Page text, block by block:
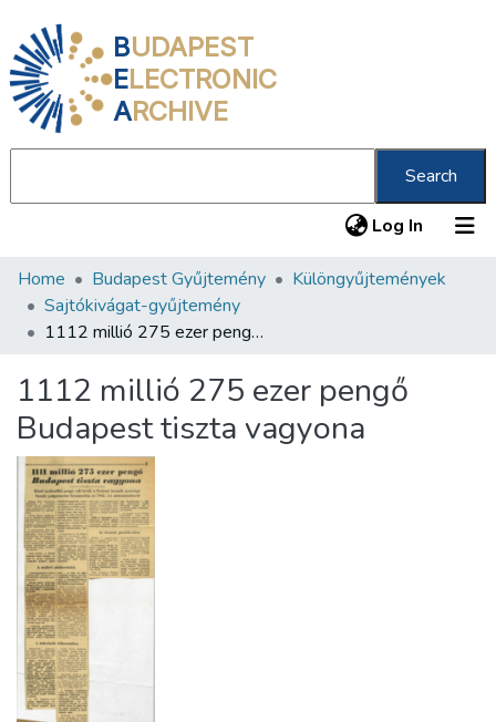
BUDAPEST
ELECTRONIC
ARCHIVE
Search
Log In (current)
Communities & Collections
All of DSpace
About us
Home Budapest Gyűjtemény
Különgyűjtemények
Sajtókivágat-gyűjtemény
1112 millió 275 ezer pengő Budapest tiszta vagyona
1112 millió 275 ezer pengő
Budapest tiszta vagyona